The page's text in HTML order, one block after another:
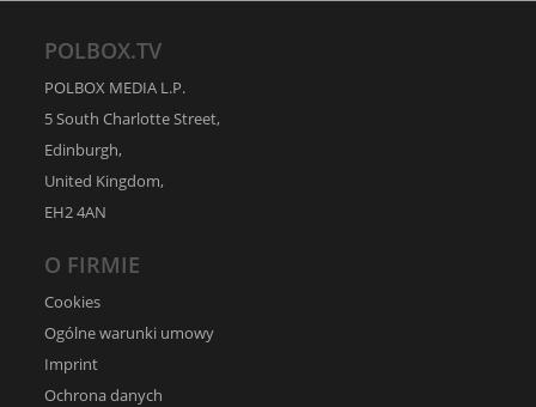
POLBOX.TV
POLBOX MEDIA L.P.
5 South Charlotte Street,
Edinburgh,
United Kingdom,
EH2 4AN
O FIRMIE
Cookies
Ogólne warunki umowy
Imprint
Ochrona danych